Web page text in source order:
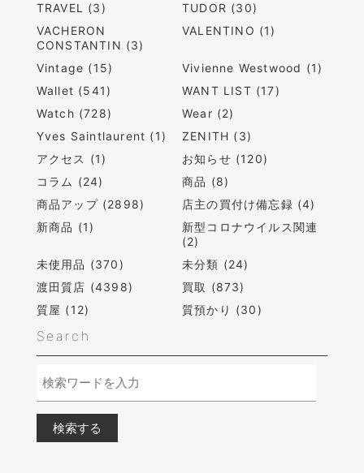
TRAVEL (3)
TUDOR (30)
VACHERON
CONSTANTIN (3)
VALENTINO (1)
Vintage (15)
Vivienne Westwood (1)
Wallet (541)
WANT LIST (17)
Watch (728)
Wear (2)
Yves Saintlaurent (1)
ZENITH (3)
アクセス (1)
お知らせ (120)
コラム (24)
商品 (8)
商品アップ (2898)
店主の買付け備忘録 (4)
新商品 (1)
新型コロナウイルス関連
(2)
未使用品 (370)
未分類 (24)
渡田質店 (4398)
買取 (873)
質屋 (12)
質預かり (30)
Search